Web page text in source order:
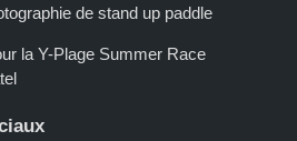
de stand up paddle
la Y-Plage Summer Race